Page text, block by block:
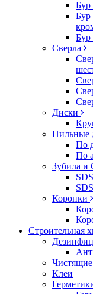
Бур
Бур
Бур
Сверла
Диски
Пильные
По
По
Зубила и
Коронки
Строительная
Чистящие
Клеи